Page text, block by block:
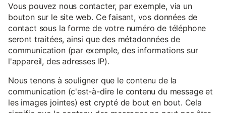
Vous pouvez nous contacter, par exemple, via un
bouton sur le site web. Ce faisant, vos données de
contact sous la forme de votre numéro de téléphone
seront traitées, ainsi que des métadonnées de
communication (par exemple, des informations sur
l'appareil, des adresses IP).
Nous tenons à souligner que le contenu de la
communication (c'est-à-dire le contenu du message et
les images jointes) est crypté de bout en bout. Cela